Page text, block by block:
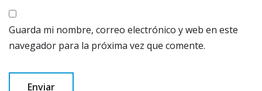
Guarda mi nombre, correo electrónico y web en este
navegador para la próxima vez que comente.